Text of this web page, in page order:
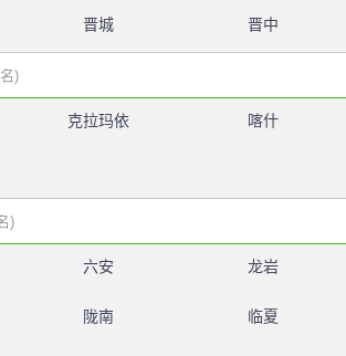
晋城 晋中
)
克拉玛依 喀什
)
六安 龙岩
陇南 临夏